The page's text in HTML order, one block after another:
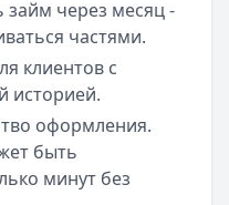
займ через месяц -
частями.
клиентов с
историей.
оформления.
быть
минут без